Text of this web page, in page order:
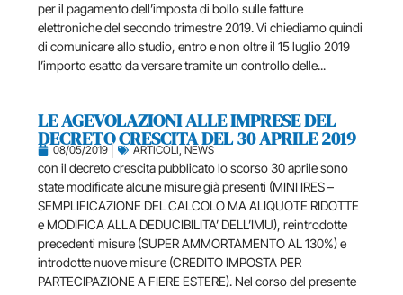
per il pagamento dell’imposta di bollo sulle fatture
elettroniche del secondo trimestre 2019. Vi chiediamo quindi
di comunicare allo studio, entro e non oltre il 15 luglio 2019
l’importo esatto da versare tramite un controllo delle...
LE AGEVOLAZIONI ALLE IMPRESE DEL
DECRETO CRESCITA DEL 30 APRILE 2019
08/05/2019 ARTICOLI,NEWS
con il decreto crescita pubblicato lo scorso 30 aprile sono
state modificate alcune misure già presenti (MINI IRES –
SEMPLIFICAZIONE DEL CALCOLO MA ALIQUOTE RIDOTTE
e MODIFICA ALLA DEDUCIBILITA’ DELL’IMU), reintrodotte
precedenti misure (SUPER AMMORTAMENTO AL 130%) e
introdotte nuove misure (CREDITO IMPOSTA PER
PARTECIPAZIONE A FIERE ESTERE). Nel corso del presente